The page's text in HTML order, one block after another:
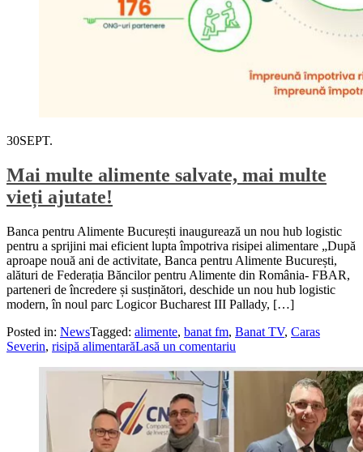
30SEPT.
Mai multe alimente salvate, mai multe
vieți ajutate!
Banca pentru Alimente București inaugurează un nou hub logistic
pentru a sprijini mai eficient lupta împotriva risipei alimentare „După
aproape nouă ani de activitate, Banca pentru Alimente București,
alături de Federația Băncilor pentru Alimente din România- FBAR,
parteneri de încredere și susținători, deschide un nou hub logistic
modern, în noul parc Logicor Bucharest III Pallady, […]
Posted in: NewsTagged: alimente, banat fm, Banat TV, Caras
Severin, risipă alimentarăLasă un comentariu